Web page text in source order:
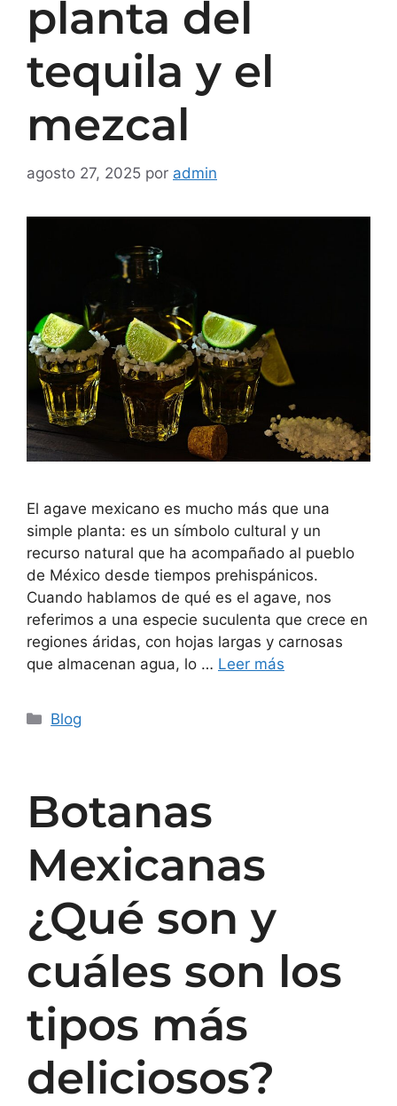
planta del
tequila y el
mezcal
agosto 27, 2025 por admin
El agave mexicano es mucho más que una
simple planta: es un símbolo cultural y un
recurso natural que ha acompañado al pueblo
de México desde tiempos prehispánicos.
Cuando hablamos de qué es el agave, nos
referimos a una especie suculenta que crece en
regiones áridas, con hojas largas y carnosas
que almacenan agua, lo … Leer más
Blog
Botanas
Mexicanas
¿Qué son y
cuáles son los
tipos más
deliciosos?